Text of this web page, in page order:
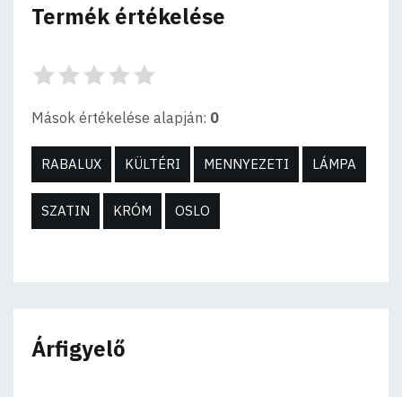
Termék értékelése
Mások értékelése alapján: 0
RABALUX KÜLTÉRI MENNYEZETI LÁMPA
SZATIN KRÓM OSLO
Árfigyelő